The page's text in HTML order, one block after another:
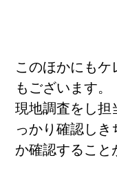
このほかにもケ
もございます。
現地調査をし担
っかり確認し
か確認すること